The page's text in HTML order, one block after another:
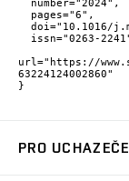
url="https://
63224124002860"
}
PRO UCHAZEČE